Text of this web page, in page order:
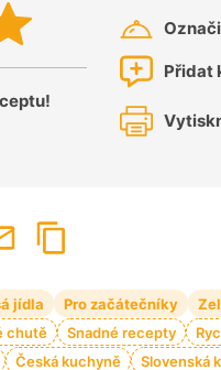
Přidat
jídla Pro začátečníky
chutě Snadné recepty
Česká kuchyně Slovenská